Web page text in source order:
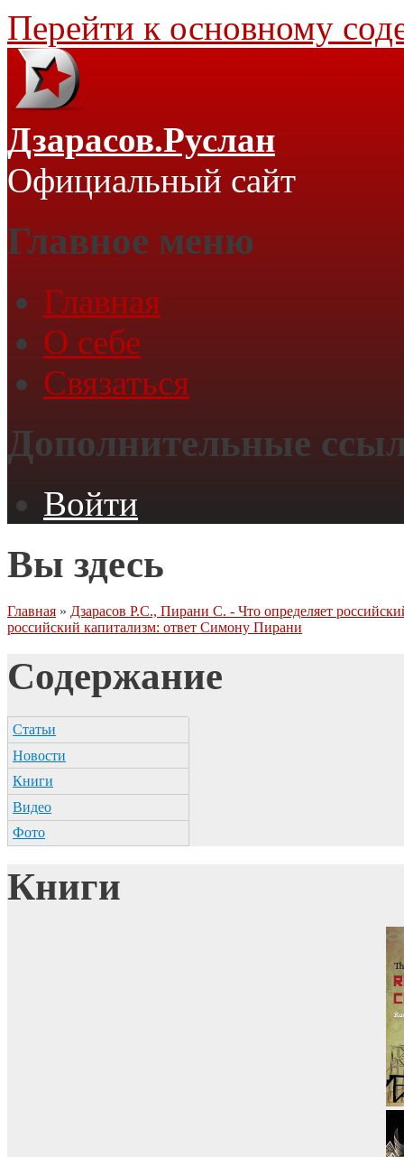
Перейти к основному
Дзарасов.Руслан
Официальный сайт
Главное меню
Главная
О себе
Связаться
Дополнительные
Войти
Вы здесь
Главная » Дзарасов Р.С., Пирани С. - Что определяет
российский капитализм: ответ Симону Пирани
Содержание
Статьи
Новости
Книги
Видео
Фото
Книги